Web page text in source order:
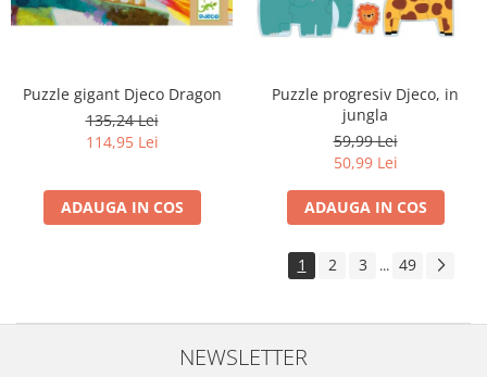
Puzzle gigant Djeco Dragon
135,24 Lei
114,95 Lei
ADAUGA IN COS
Puzzle progresiv Djeco, in
jungla
59,99 Lei
50,99 Lei
ADAUGA IN COS
1 2 3 ... 49
NEWSLETTER